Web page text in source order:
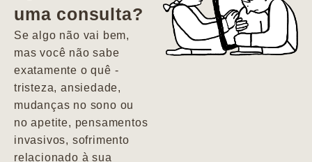
depressão e
agitação com
pensamentos
uma consulta?
Se algo não vai bem,
mas você não sabe
exatamente o quê -
tristeza, ansiedade,
mudanças no sono ou
no apetite, pensamentos
invasivos, sofrimento
relacionado à sua